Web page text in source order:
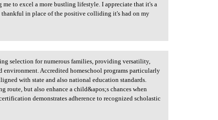
to excel a more bustling lifestyle. I appreciate that it's a
in place of the positive colliding it's had on my
selection for numerous families, providing versatility,
Accredited homeschool programs particularly
with state and also national education standards.
route, but also enhance a child&apos;s chances when
demonstrates adherence to recognized scholastic